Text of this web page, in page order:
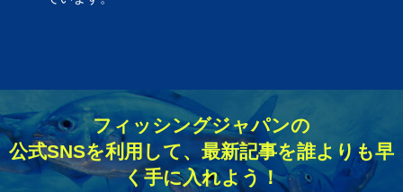
フィッシングジャパンの
公式SNSを利用して、最新記事を誰よりも早
く手に入れよう！